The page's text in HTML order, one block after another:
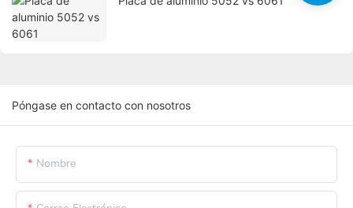
Póngase en contacto con nosotros
Nombre